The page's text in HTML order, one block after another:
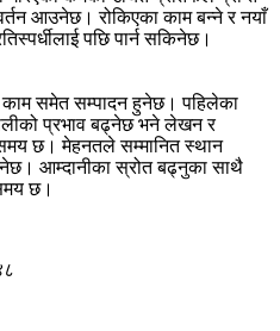
आउनेछ। रोकिएका काम बन्ने र नयाँ
पछि पार्न सकिनेछ।
काम समेत सम्पादन हुनेछ। पहिलेका
प्रभाव बढ्नेछ भने लेखन र
छ। मेहनतले सम्मानित स्थान
आम्दानीका स्रोत बढ्नुका साथै
छ।